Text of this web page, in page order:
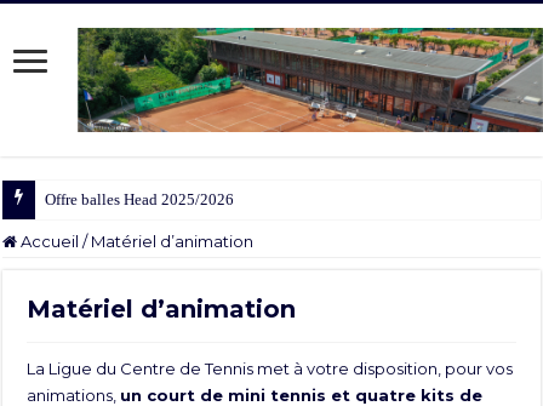
Offre balles Head 2025/2026
Accueil / Matériel d’animation
Matériel d’animation
La Ligue du Centre de Tennis met à votre disposition, pour vos
animations, un court de mini tennis et quatre kits de